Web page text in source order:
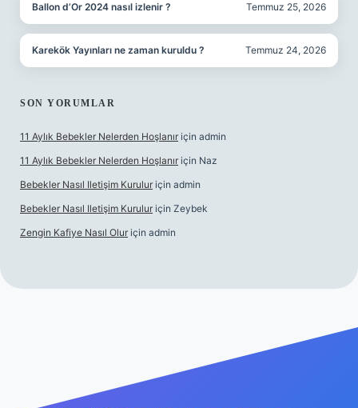
Ballon d’Or 2024 nasıl izlenir ? Temmuz 25, 2026
Karekök Yayınları ne zaman kuruldu ? Temmuz 24, 2026
SON YORUMLAR
11 Aylık Bebekler Nelerden Hoşlanır için admin
11 Aylık Bebekler Nelerden Hoşlanır için Naz
Bebekler Nasıl Iletişim Kurulur için admin
Bebekler Nasıl Iletişim Kurulur için Zeybek
Zengin Kafiye Nasıl Olur için admin